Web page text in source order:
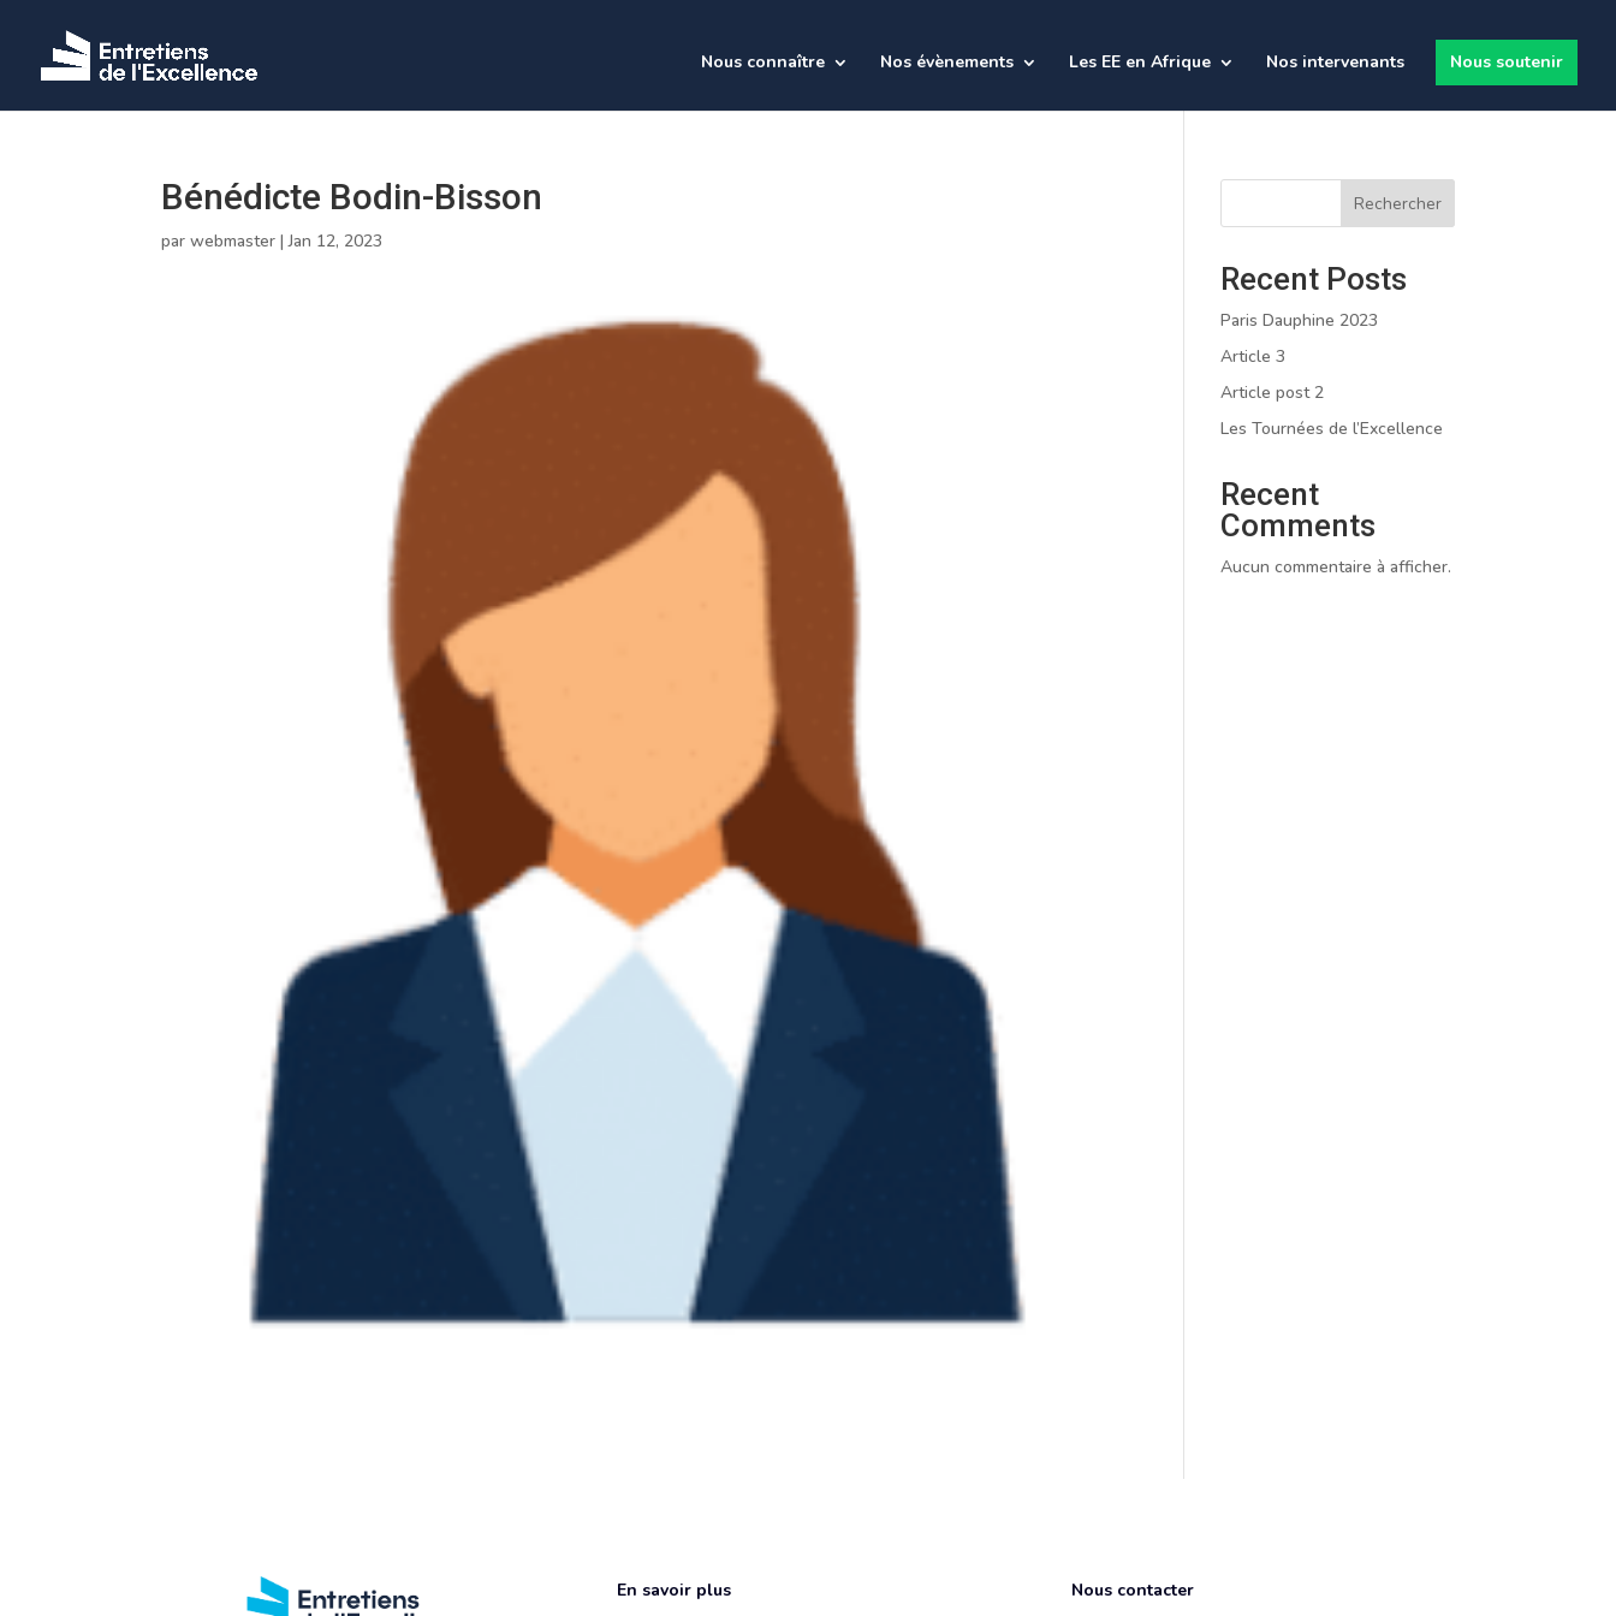
Nous connaître Nos évènements Les EE en Afrique Nos intervenants Nous soutenir
Bénédicte Bodin-Bisson
parwebmaster |Jan 12, 2023
Rechercher
Recent Posts
Paris Dauphine 2023
Article 3
Article post 2
Les Tournées de l’Excellence
Recent
Comments
Aucun commentaire à afficher.
En savoir plus Nous contacter